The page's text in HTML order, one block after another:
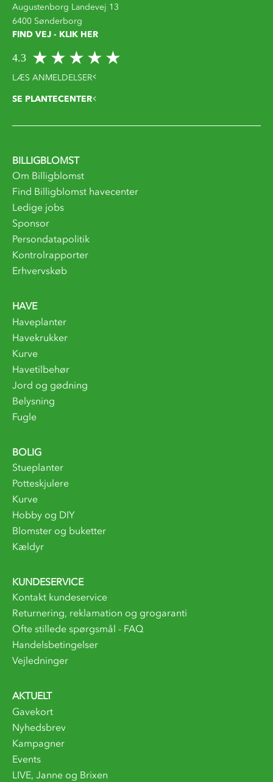
Augustenborg Landevej 13
6400 Sønderborg
FIND VEJ - KLIK HER
4.3
LÆS ANMELDELSER
SE PLANTECENTER
BILLIGBLOMST
Om Billigblomst
Find Billigblomst havecenter
Ledige jobs
Sponsor
Persondatapolitik
Kontrolrapporter
Erhvervskøb
HAVE
Haveplanter
Havekrukker
Kurve
Havetilbehør
Jord og gødning
Belysning
Fugle
BOLIG
Stueplanter
Potteskjulere
Kurve
Hobby og DIY
Blomster og buketter
Kældyr
KUNDESERVICE
Kontakt kundeservice
Returnering, reklamation og grogaranti
Ofte stillede spørgsmål - FAQ
Handelsbetingelser
Vejledninger
AKTUELT
Gavekort
Nyhedsbrev
Kampagner
Events
LIVE, Janne og Brixen